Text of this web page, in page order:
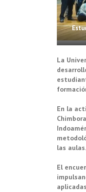
La
En la
las aulas.
El